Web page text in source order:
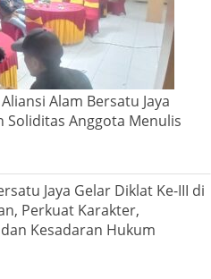
Alam Bersatu Jaya
Soliditas Anggota Menulis
Jaya Gelar Diklat Ke-III di
Perkuat Karakter,
Kesadaran Hukum